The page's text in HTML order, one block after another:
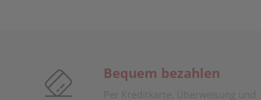
Bequem bezahlen
Per Kreditkarte, Überweisung und